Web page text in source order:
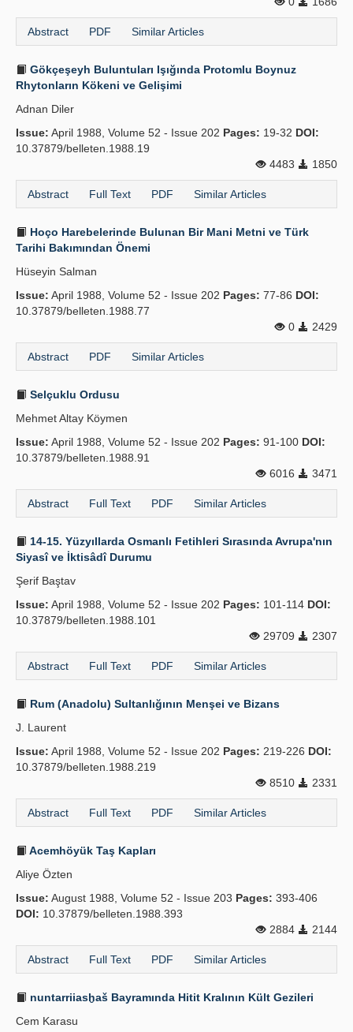
Abstract PDF Similar Articles
Gökçeşeyh Buluntuları Işığında Protomlu Boynuz
Rhytonların Kökeni ve Gelişimi
Adnan Diler
Issue: April 1988, Volume 52 - Issue 202 Pages: 19-32 DOI:
10.37879/belleten.1988.19
4483
1850
Abstract Full Text PDF Similar Articles
Hoço Harebelerinde Bulunan Bir Mani Metni ve Türk
Tarihi Bakımından Önemi
Hüseyin Salman
Issue: April 1988, Volume 52 - Issue 202 Pages: 77-86 DOI:
10.37879/belleten.1988.77
0
2429
Abstract PDF Similar Articles
Selçuklu Ordusu
Mehmet Altay Köymen
Issue: April 1988, Volume 52 - Issue 202 Pages: 91-100 DOI:
10.37879/belleten.1988.91
6016
3471
Abstract Full Text PDF Similar Articles
14-15. Yüzyıllarda Osmanlı Fetihleri Sırasında Avrupa'nın
Siyasî ve İktisâdî Durumu
Şerif Baştav
Issue: April 1988, Volume 52 - Issue 202 Pages: 101-114 DOI:
10.37879/belleten.1988.101
29709
2307
Abstract Full Text PDF Similar Articles
Rum (Anadolu) Sultanlığının Menşei ve Bizans
J. Laurent
Issue: April 1988, Volume 52 - Issue 202 Pages: 219-226 DOI:
10.37879/belleten.1988.219
8510
2331
Abstract Full Text PDF Similar Articles
Acemhöyük Taş Kapları
Aliye Özten
Issue: August 1988, Volume 52 - Issue 203 Pages: 393-406
DOI: 10.37879/belleten.1988.393
2884
2144
Abstract Full Text PDF Similar Articles
nuntarriiasḫaš Bayramında Hitit Kralının Kült Gezileri
Cem Karasu